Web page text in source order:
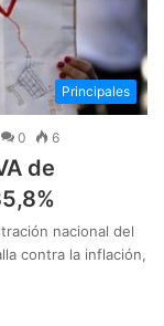
Principales
0 6
de
nacional del
contra la inflación,